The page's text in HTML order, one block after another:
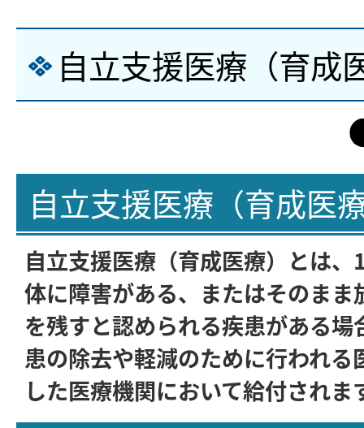
自立支援医療（育成
自立支援医療（育成医
自立支援医療（育成医療）とは
体に障害がある、またはそのま
を残すと認められる疾患がある
患の除去や軽減のために行われる
した医療機関において給付されま